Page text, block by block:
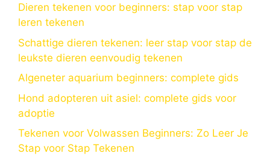
Dieren tekenen voor beginners: stap voor stap
leren tekenen
Schattige dieren tekenen: leer stap voor stap de
leukste dieren eenvoudig tekenen
Algeneter aquarium beginners: complete gids
Hond adopteren uit asiel: complete gids voor
adoptie
Tekenen voor Volwassen Beginners: Zo Leer Je
Stap voor Stap Tekenen